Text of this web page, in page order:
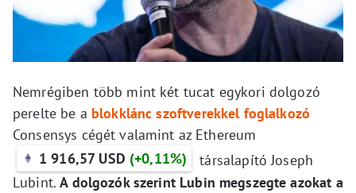
Nemrégiben több mint két tucat egykori dolgozó
perelte be a blokklánc szoftverekkel foglalkozó
Consensys cégét valamint az Ethereum
1 916,57 USD (+0,11%)
társalapító Joseph
Lubint.A dolgozók szerint Lubin megszegte azokat a